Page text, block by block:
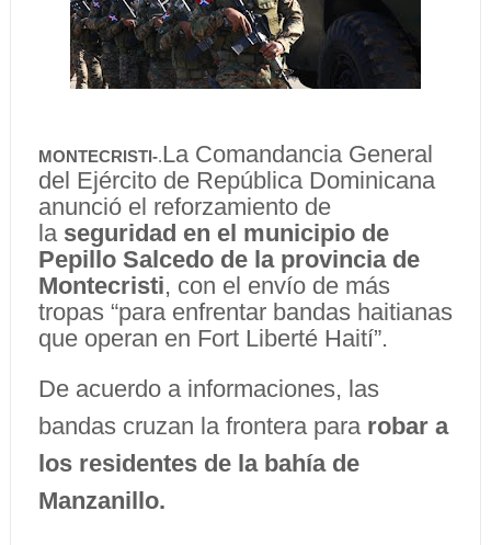
MONTECRISTI-.La Comandancia General
del Ejército de República Dominicana
anunció el reforzamiento de
la seguridad en el municipio de
Pepillo Salcedo de la provincia de
Montecristi, con el envío de más
tropas “para enfrentar bandas haitianas
que operan en Fort Liberté Haití”.
De acuerdo a informaciones, las
bandas cruzan la frontera para robar a
los residentes de la bahía de
Manzanillo.